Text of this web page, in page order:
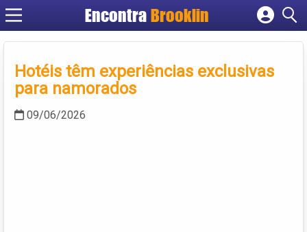
Encontra Brooklin
Cadastrar empresa
Criar conta
Hotéis têm experiências exclusivas
para namorados
09/06/2026